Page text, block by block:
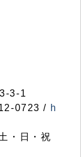
3-1
0723 / h
・日・祝